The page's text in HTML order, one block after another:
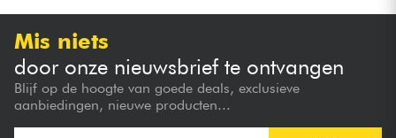
Mis niets
door onze nieuwsbrief te ontvangen
Blijf op de hoogte van goede deals, exclusieve
aanbiedingen, nieuwe producten...